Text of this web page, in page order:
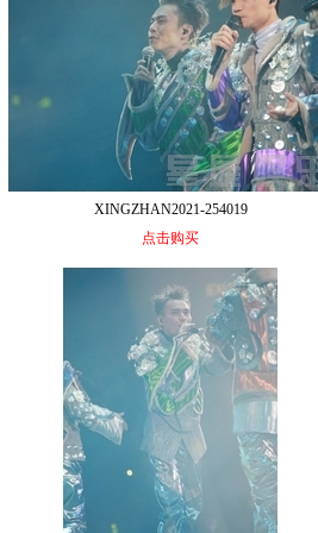
XINGZHAN2021-254019
点击购买